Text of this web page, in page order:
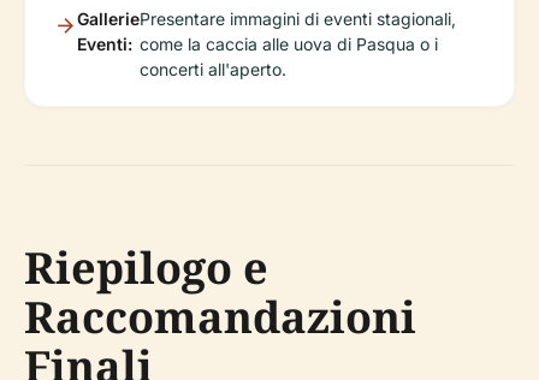
Gallerie
Eventi:
Presentare immagini di eventi stagionali,
come la caccia alle uova di Pasqua o i
concerti all'aperto.
Riepilogo e
Raccomandazioni
Finali